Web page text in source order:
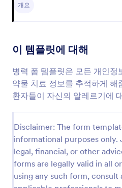
개요
이 템플릿에 대해
병력 폼 템플릿은 모든 개인정
약물 치료 정보를 추적하게 해
환자들이 자신의 알레르기에
Disclaimer: The form
informational purposes
legal, financial, or other
forms are legally valid in all
using any such form,
다.
미리